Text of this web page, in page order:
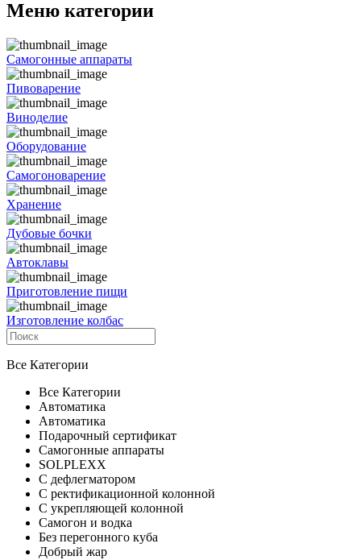
Меню категории
Самогонные аппараты
Пивоварение
Виноделие
Оборудование
Самогоноварение
Хранение
Дубовые бочки
Автоклавы
Приготовление пищи
Изготовление колбас
Все Категории
Все Категории
Автоматика
Автоматика
Подарочный сертификат
Самогонные аппараты
SOLPLEXX
С дефлегматором
С ректификационной колонной
С укрепляющей колонной
Самогон и водка
Без перегонного куба
Добрый жар